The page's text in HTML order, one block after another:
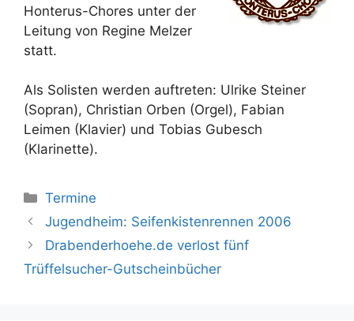
Honterus-Chores unter der
Leitung von Regine Melzer
statt.
Als Solisten werden auftreten: Ulrike Steiner
(Sopran), Christian Orben (Orgel), Fabian
Leimen (Klavier) und Tobias Gubesch
(Klarinette).
Kategorien
Termine
Jugendheim: Seifenkistenrennen 2006
Drabenderhoehe.de verlost fünf
Trüffelsucher-Gutscheinbücher